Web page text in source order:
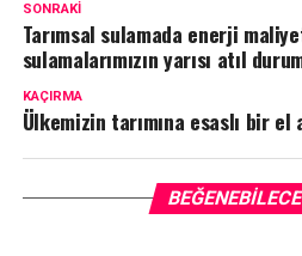
SONRAKI
Tarımsal sulamada enerji
sulamalarımızın yarısı atıl
KAÇIRMA
Ülkemizin tarımına esaslı bir el